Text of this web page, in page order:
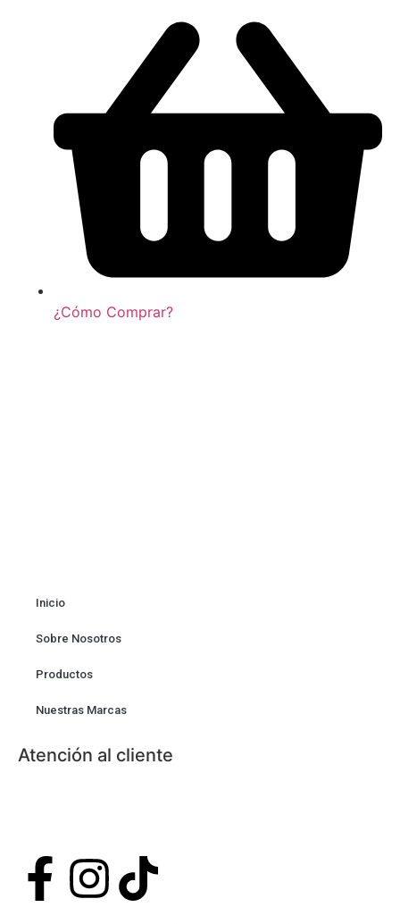
¿Cómo Comprar?
Inicio
Sobre Nosotros
Productos
Nuestras Marcas
Atención al cliente